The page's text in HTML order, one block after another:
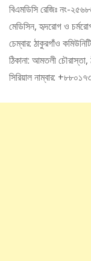
বিএমডিসি রেজিঃ নং-
মেডিসিন, হৃদরোগ ও
চেম্বার: ঠাকুরগাঁও
ঠিকানা: আমতলী
সিরিয়াল নাম্বার: